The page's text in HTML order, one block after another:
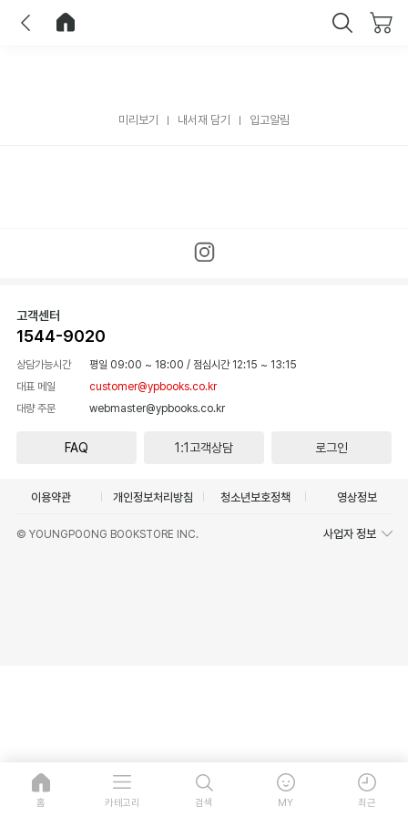
미리보기 내서재 담기 입고알림
고객센터
1544-9020
상담가능시간 평일 09:00 ~ 18:00 / 점심시간 12:15 ~ 13:15
대표 메일
customer@ypbooks.co.kr
대량 주문
webmaster@ypbooks.co.kr
FAQ 1:1고객상담 로그인
이용약관 개인정보처리방침 청소년보호정책 영상정보
© YOUNGPOONG BOOKSTORE INC. 사업자 정보
홈 카테고리 검색 MY 최근